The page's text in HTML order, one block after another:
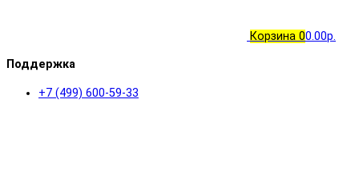
Корзина 00.00р.
Поддержка
+7 (499) 600-59-33